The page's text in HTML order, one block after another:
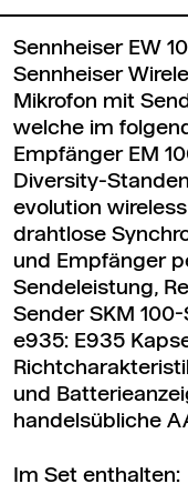
Sennheiser EW
Sennheiser
Mikrofon mit
welche im
Empfänger EM
Diversity-
evolution
drahtlose
und Empfänger
Sendeleistung,
Sender SKM
e935: E935
und
handelsübliche
Im Set enthalten: